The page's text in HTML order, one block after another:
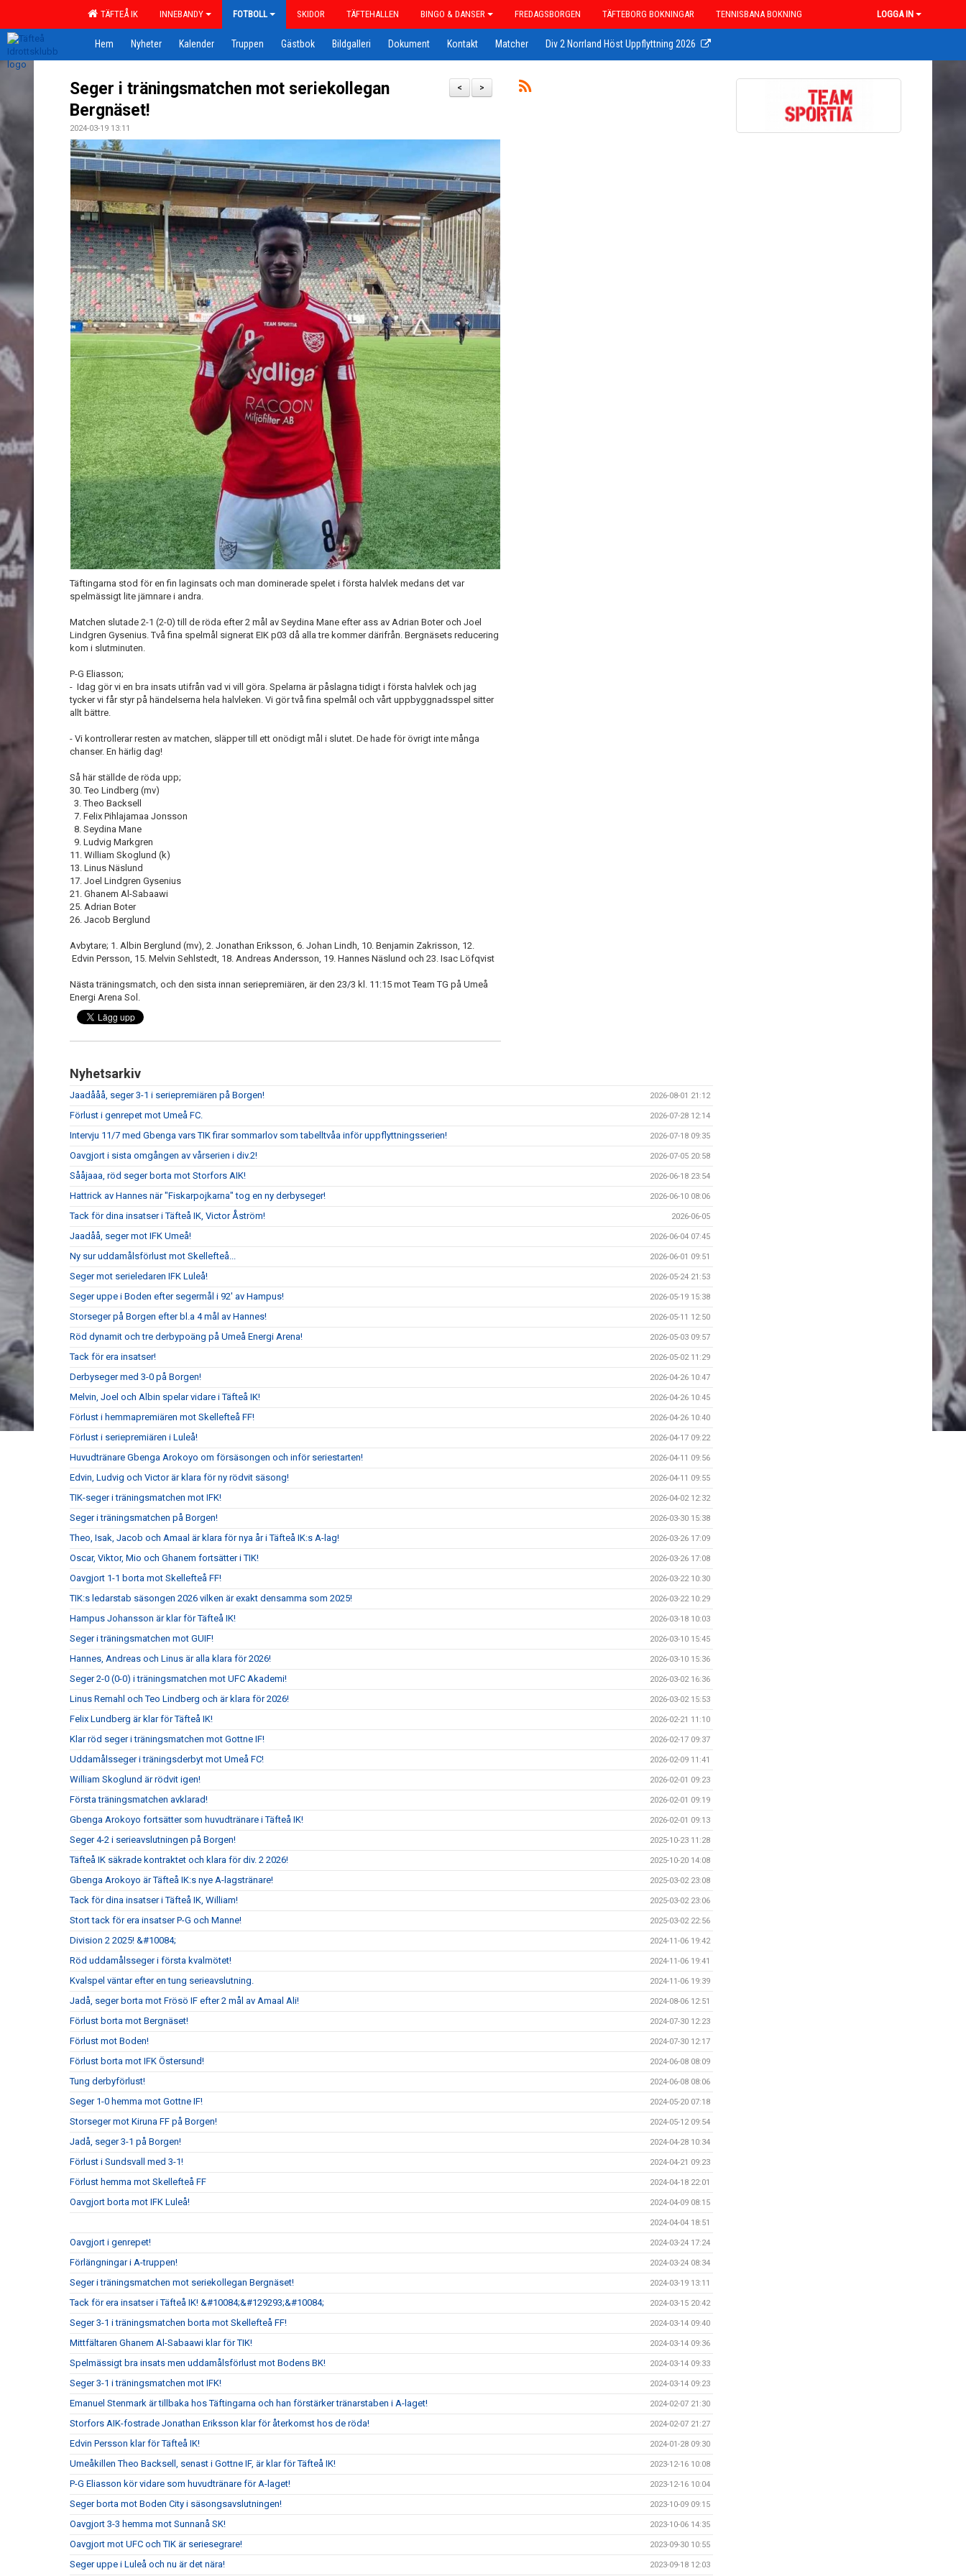
TÄFTEÅ IK INNEBANDY FOTBOLL SKIDOR TÄFTEHALLEN BINGO & DANSER FREDAGSBORGEN TÄFTEBORG BOKNINGAR TENNISBANA BOKNING LOGGA IN
Hem Nyheter Kalender Truppen Gästbok Bildgalleri Dokument Kontakt Matcher Div 2 Norrland Höst Uppflyttning 2026
>
<
Seger i träningsmatchen mot seriekollegan
Bergnäset!
2024-03-19 13:11
Täftingarna stod för en fin laginsats och man dominerade spelet i första halvlek medans det var
spelmässigt lite jämnare i andra.
Matchen slutade 2-1 (2-0) till de röda efter 2 mål av Seydina Mane efter ass av Adrian Boter och Joel
Lindgren Gysenius. Två fina spelmål signerat EIK p03 då alla tre kommer därifrån. Bergnäsets reducering
kom i slutminuten.
P-G Eliasson;
- Idag gör vi en bra insats utifrån vad vi vill göra. Spelarna är påslagna tidigt i första halvlek och jag
tycker vi får styr på händelserna hela halvleken. Vi gör två fina spelmål och vårt uppbyggnadsspel sitter
allt bättre.
- Vi kontrollerar resten av matchen, släpper till ett onödigt mål i slutet. De hade för övrigt inte många
chanser. En härlig dag!
Så här ställde de röda upp;
30. Teo Lindberg (mv)
3. Theo Backsell
7. Felix Pihlajamaa Jonsson
8. Seydina Mane
9. Ludvig Markgren
11. William Skoglund (k)
13. Linus Näslund
17. Joel Lindgren Gysenius
21. Ghanem Al-Sabaawi
25. Adrian Boter
26. Jacob Berglund
Avbytare; 1. Albin Berglund (mv), 2. Jonathan Eriksson, 6. Johan Lindh, 10. Benjamin Zakrisson, 12.
Edvin Persson, 15. Melvin Sehlstedt, 18. Andreas Andersson, 19. Hannes Näslund och 23. Isac Löfqvist
Nästa träningsmatch, och den sista innan seriepremiären, är den 23/3 kl. 11:15 mot Team TG på Umeå
Energi Arena Sol.
Nyhetsarkiv
Jaadååå, seger 3-1 i seriepremiären på Borgen! 2026-08-01 21:12
Förlust i genrepet mot Umeå FC. 2026-07-28 12:14
Intervju 11/7 med Gbenga vars TIK firar sommarlov som tabelltvåa inför uppflyttningsserien! 2026-07-18 09:35
Oavgjort i sista omgången av vårserien i div.2! 2026-07-05 20:58
Sååjaaa, röd seger borta mot Storfors AIK! 2026-06-18 23:54
Hattrick av Hannes när "Fiskarpojkarna" tog en ny derbyseger! 2026-06-10 08:06
Tack för dina insatser i Täfteå IK, Victor Åström! 2026-06-05
Jaadåå, seger mot IFK Umeå! 2026-06-04 07:45
Ny sur uddamålsförlust mot Skellefteå... 2026-06-01 09:51
Seger mot serieledaren IFK Luleå! 2026-05-24 21:53
Seger uppe i Boden efter segermål i 92' av Hampus! 2026-05-19 15:38
Storseger på Borgen efter bl.a 4 mål av Hannes! 2026-05-11 12:50
Röd dynamit och tre derbypoäng på Umeå Energi Arena! 2026-05-03 09:57
Tack för era insatser! 2026-05-02 11:29
Derbyseger med 3-0 på Borgen! 2026-04-26 10:47
Melvin, Joel och Albin spelar vidare i Täfteå IK! 2026-04-26 10:45
Förlust i hemmapremiären mot Skellefteå FF! 2026-04-26 10:40
Förlust i seriepremiären i Luleå! 2026-04-17 09:22
Huvudtränare Gbenga Arokoyo om försäsongen och inför seriestarten! 2026-04-11 09:56
Edvin, Ludvig och Victor är klara för ny rödvit säsong! 2026-04-11 09:55
TIK-seger i träningsmatchen mot IFK! 2026-04-02 12:32
Seger i träningsmatchen på Borgen! 2026-03-30 15:38
Theo, Isak, Jacob och Amaal är klara för nya år i Täfteå IK:s A-lag! 2026-03-26 17:09
Oscar, Viktor, Mio och Ghanem fortsätter i TIK! 2026-03-26 17:08
Oavgjort 1-1 borta mot Skellefteå FF! 2026-03-22 10:30
TIK:s ledarstab säsongen 2026 vilken är exakt densamma som 2025! 2026-03-22 10:29
Hampus Johansson är klar för Täfteå IK! 2026-03-18 10:03
Seger i träningsmatchen mot GUIF! 2026-03-10 15:45
Hannes, Andreas och Linus är alla klara för 2026! 2026-03-10 15:36
Seger 2-0 (0-0) i träningsmatchen mot UFC Akademi! 2026-03-02 16:36
Linus Remahl och Teo Lindberg och är klara för 2026! 2026-03-02 15:53
Felix Lundberg är klar för Täfteå IK! 2026-02-21 11:10
Klar röd seger i träningsmatchen mot Gottne IF! 2026-02-17 09:37
Uddamålsseger i träningsderbyt mot Umeå FC! 2026-02-09 11:41
William Skoglund är rödvit igen! 2026-02-01 09:23
Första träningsmatchen avklarad! 2026-02-01 09:19
Gbenga Arokoyo fortsätter som huvudtränare i Täfteå IK! 2026-02-01 09:13
Seger 4-2 i serieavslutningen på Borgen! 2025-10-23 11:28
Täfteå IK säkrade kontraktet och klara för div. 2 2026! 2025-10-20 14:08
Gbenga Arokoyo är Täfteå IK:s nye A-lagstränare! 2025-03-02 23:08
Tack för dina insatser i Täfteå IK, William! 2025-03-02 23:06
Stort tack för era insatser P-G och Manne! 2025-03-02 22:56
Division 2 2025! &#10084; 2024-11-06 19:42
Röd uddamålsseger i första kvalmötet! 2024-11-06 19:41
Kvalspel väntar efter en tung serieavslutning. 2024-11-06 19:39
Jadå, seger borta mot Frösö IF efter 2 mål av Amaal Ali! 2024-08-06 12:51
Förlust borta mot Bergnäset! 2024-07-30 12:23
Förlust mot Boden! 2024-07-30 12:17
Förlust borta mot IFK Östersund! 2024-06-08 08:09
Tung derbyförlust! 2024-06-08 08:06
Seger 1-0 hemma mot Gottne IF! 2024-05-20 07:18
Storseger mot Kiruna FF på Borgen! 2024-05-12 09:54
Jadå, seger 3-1 på Borgen! 2024-04-28 10:34
Förlust i Sundsvall med 3-1! 2024-04-21 09:23
Förlust hemma mot Skellefteå FF 2024-04-18 22:01
Oavgjort borta mot IFK Luleå! 2024-04-09 08:15
2024-04-04 18:51
Oavgjort i genrepet! 2024-03-24 17:24
Förlängningar i A-truppen! 2024-03-24 08:34
Seger i träningsmatchen mot seriekollegan Bergnäset! 2024-03-19 13:11
Tack för era insatser i Täfteå IK! &#10084;&#129293;&#10084; 2024-03-15 20:42
Seger 3-1 i träningsmatchen borta mot Skellefteå FF! 2024-03-14 09:40
Mittfältaren Ghanem Al-Sabaawi klar för TIK! 2024-03-14 09:36
Spelmässigt bra insats men uddamålsförlust mot Bodens BK! 2024-03-14 09:33
Seger 3-1 i träningsmatchen mot IFK! 2024-03-14 09:23
Emanuel Stenmark är tillbaka hos Täftingarna och han förstärker tränarstaben i A-laget! 2024-02-07 21:30
Storfors AIK-fostrade Jonathan Eriksson klar för återkomst hos de röda! 2024-02-07 21:27
Edvin Persson klar för Täfteå IK! 2024-01-28 09:30
Umeåkillen Theo Backsell, senast i Gottne IF, är klar för Täfteå IK! 2023-12-16 10:08
P-G Eliasson kör vidare som huvudtränare för A-laget! 2023-12-16 10:04
Seger borta mot Boden City i säsongsavslutningen! 2023-10-09 09:15
Oavgjort 3-3 hemma mot Sunnanå SK! 2023-10-06 14:35
Oavgjort mot UFC och TIK är seriesegrare! 2023-09-30 10:55
Seger uppe i Luleå och nu är det nära! 2023-09-18 12:03